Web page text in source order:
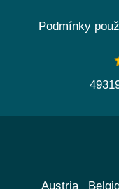
Podmínky
Austria